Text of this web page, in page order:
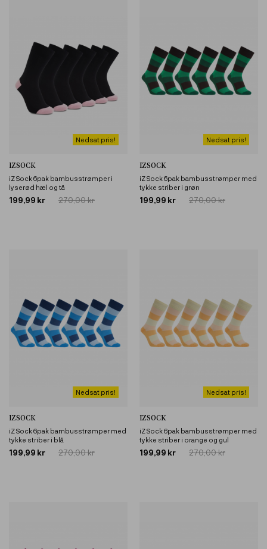
Nedsat pris!
IZSOCK
iZ Sock 6pak bambusstrømper i
lyserød hæl og tå
199,99 kr 270,00 kr
Nedsat pris!
IZSOCK
iZ Sock 6pak bambusstrømper med
tykke striber i grøn
199,99 kr 270,00 kr
Nedsat pris!
IZSOCK
iZ Sock 6pak bambusstrømper med
tykke striber i blå
199,99 kr 270,00 kr
Nedsat pris!
IZSOCK
iZ Sock 6pak bambusstrømper med
tykke striber i orange og gul
199,99 kr 270,00 kr